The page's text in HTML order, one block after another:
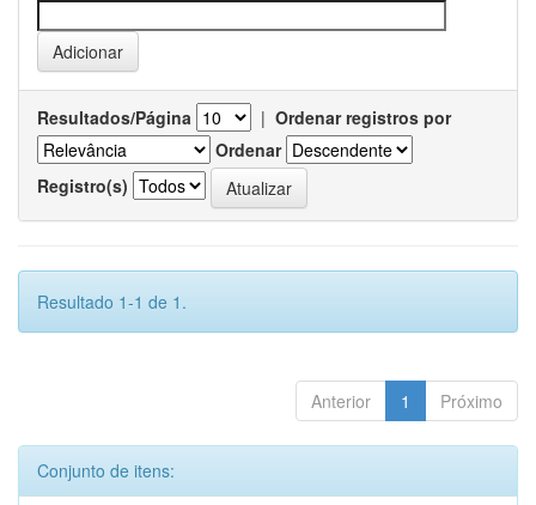
Resultados/Página | Ordenar registros por
Ordenar
Registro(s)
Resultado 1-1 de 1.
Anterior 1 Próximo
Conjunto de itens: